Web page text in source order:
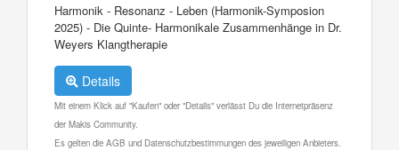
Harmonik - Resonanz - Leben (Harmonik-Symposion
2025) - Die Quinte- Harmonikale Zusammenhänge in Dr.
Weyers Klangtherapie
Details
Mit einem Klick auf "Kaufen" oder "Details" verlässt Du die Internetpräsenz
der Makis Community.
Es gelten die AGB und Datenschutzbestimmungen des jeweiligen Anbieters.